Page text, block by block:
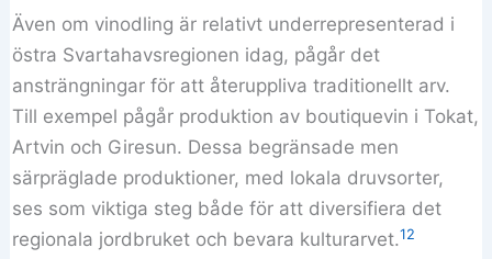
Även om vinodling är relativt underrepresenterad i
östra Svartahavsregionen idag, pågår det
ansträngningar för att återuppliva traditionellt arv.
Till exempel pågår produktion av boutiquevin i Tokat,
Artvin och Giresun. Dessa begränsade men
särpräglade produktioner, med lokala druvsorter,
ses som viktiga steg både för att diversifiera det
regionala jordbruket och bevara kulturarvet.12